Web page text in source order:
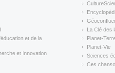
et de la
et Innovation
(link is
(link is
(link is
La Clé des
(link is
Planet-
(link is
Planet-Vie
(link is
Sciences
(link is
Ces